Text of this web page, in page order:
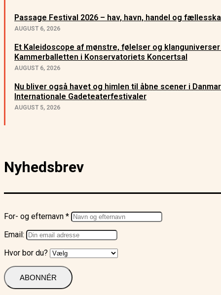
Passage Festival 2026 – hav, havn, handel og
AUGUST 6, 2026
Et Kaleidoscope af mønstre, følelser og
Kammerballetten i Konservatoriets Koncertsal
AUGUST 6, 2026
Nu bliver også havet og himlen til åbne scener i
Internationale Gadeteaterfestivaler
AUGUST 5, 2026
Nyhedsbrev
For- og efternavn *
Email:
Hvor bor du?